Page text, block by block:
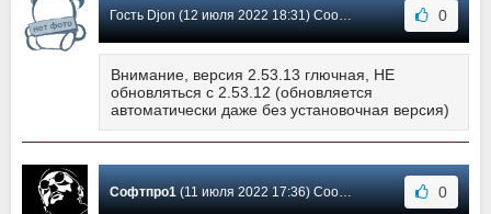
Гость Djon (12 июля 2022 18:31) Сообщение #418 0
Внимание, версия 2.53.13 глючная, НЕ
обновляться с 2.53.12 (обновляется
автоматически даже без установочная версия)
Софтпро1(11 июля 2022 17:36) Сообщение #417 0